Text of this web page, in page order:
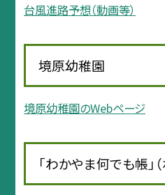
台風進路予想（動画等）
境原幼稚園
境原幼稚園のWebページ
「わかやま何でも帳」